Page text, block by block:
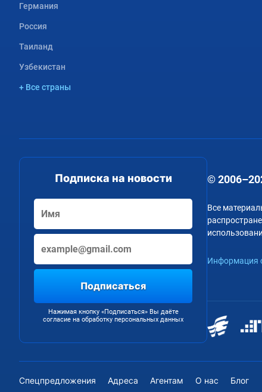
Германия
Россия
Таиланд
Узбекистан
+ Все страны
Подписка на новости
Подписаться
Нажимая кнопку «Подписаться» Вы даёте
согласие на обработку персональных данных
©
Все
Информация
Спецпредложения Адреса Агентам О нас Блог